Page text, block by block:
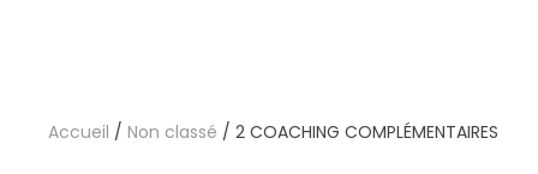
Accueil / Non classé / 2 COACHING COMPLÉMENTAIRES